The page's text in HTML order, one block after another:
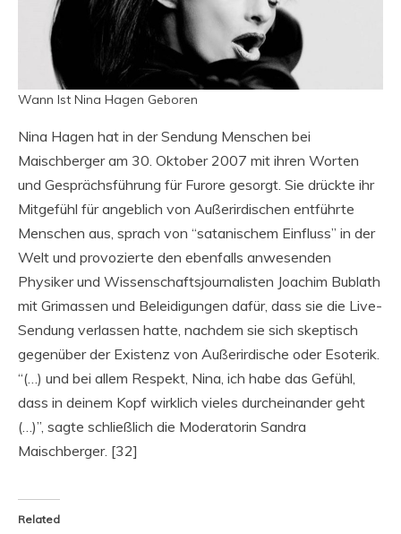
Wann Ist Nina Hagen Geboren
Nina Hagen hat in der Sendung Menschen bei
Maischberger am 30. Oktober 2007 mit ihren Worten
und Gesprächsführung für Furore gesorgt. Sie drückte ihr
Mitgefühl für angeblich von Außerirdischen entführte
Menschen aus, sprach von “satanischem Einfluss” in der
Welt und provozierte den ebenfalls anwesenden
Physiker und Wissenschaftsjournalisten Joachim Bublath
mit Grimassen und Beleidigungen dafür, dass sie die Live-
Sendung verlassen hatte, nachdem sie sich skeptisch
gegenüber der Existenz von Außerirdische oder Esoterik.
“(…) und bei allem Respekt, Nina, ich habe das Gefühl,
dass in deinem Kopf wirklich vieles durcheinander geht
(…)”, sagte schließlich die Moderatorin Sandra
Maischberger. [32]
Related